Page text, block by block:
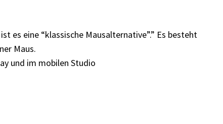
es eine “klassische Mausalternative”.” Es besteht
Maus.
und im mobilen Studio